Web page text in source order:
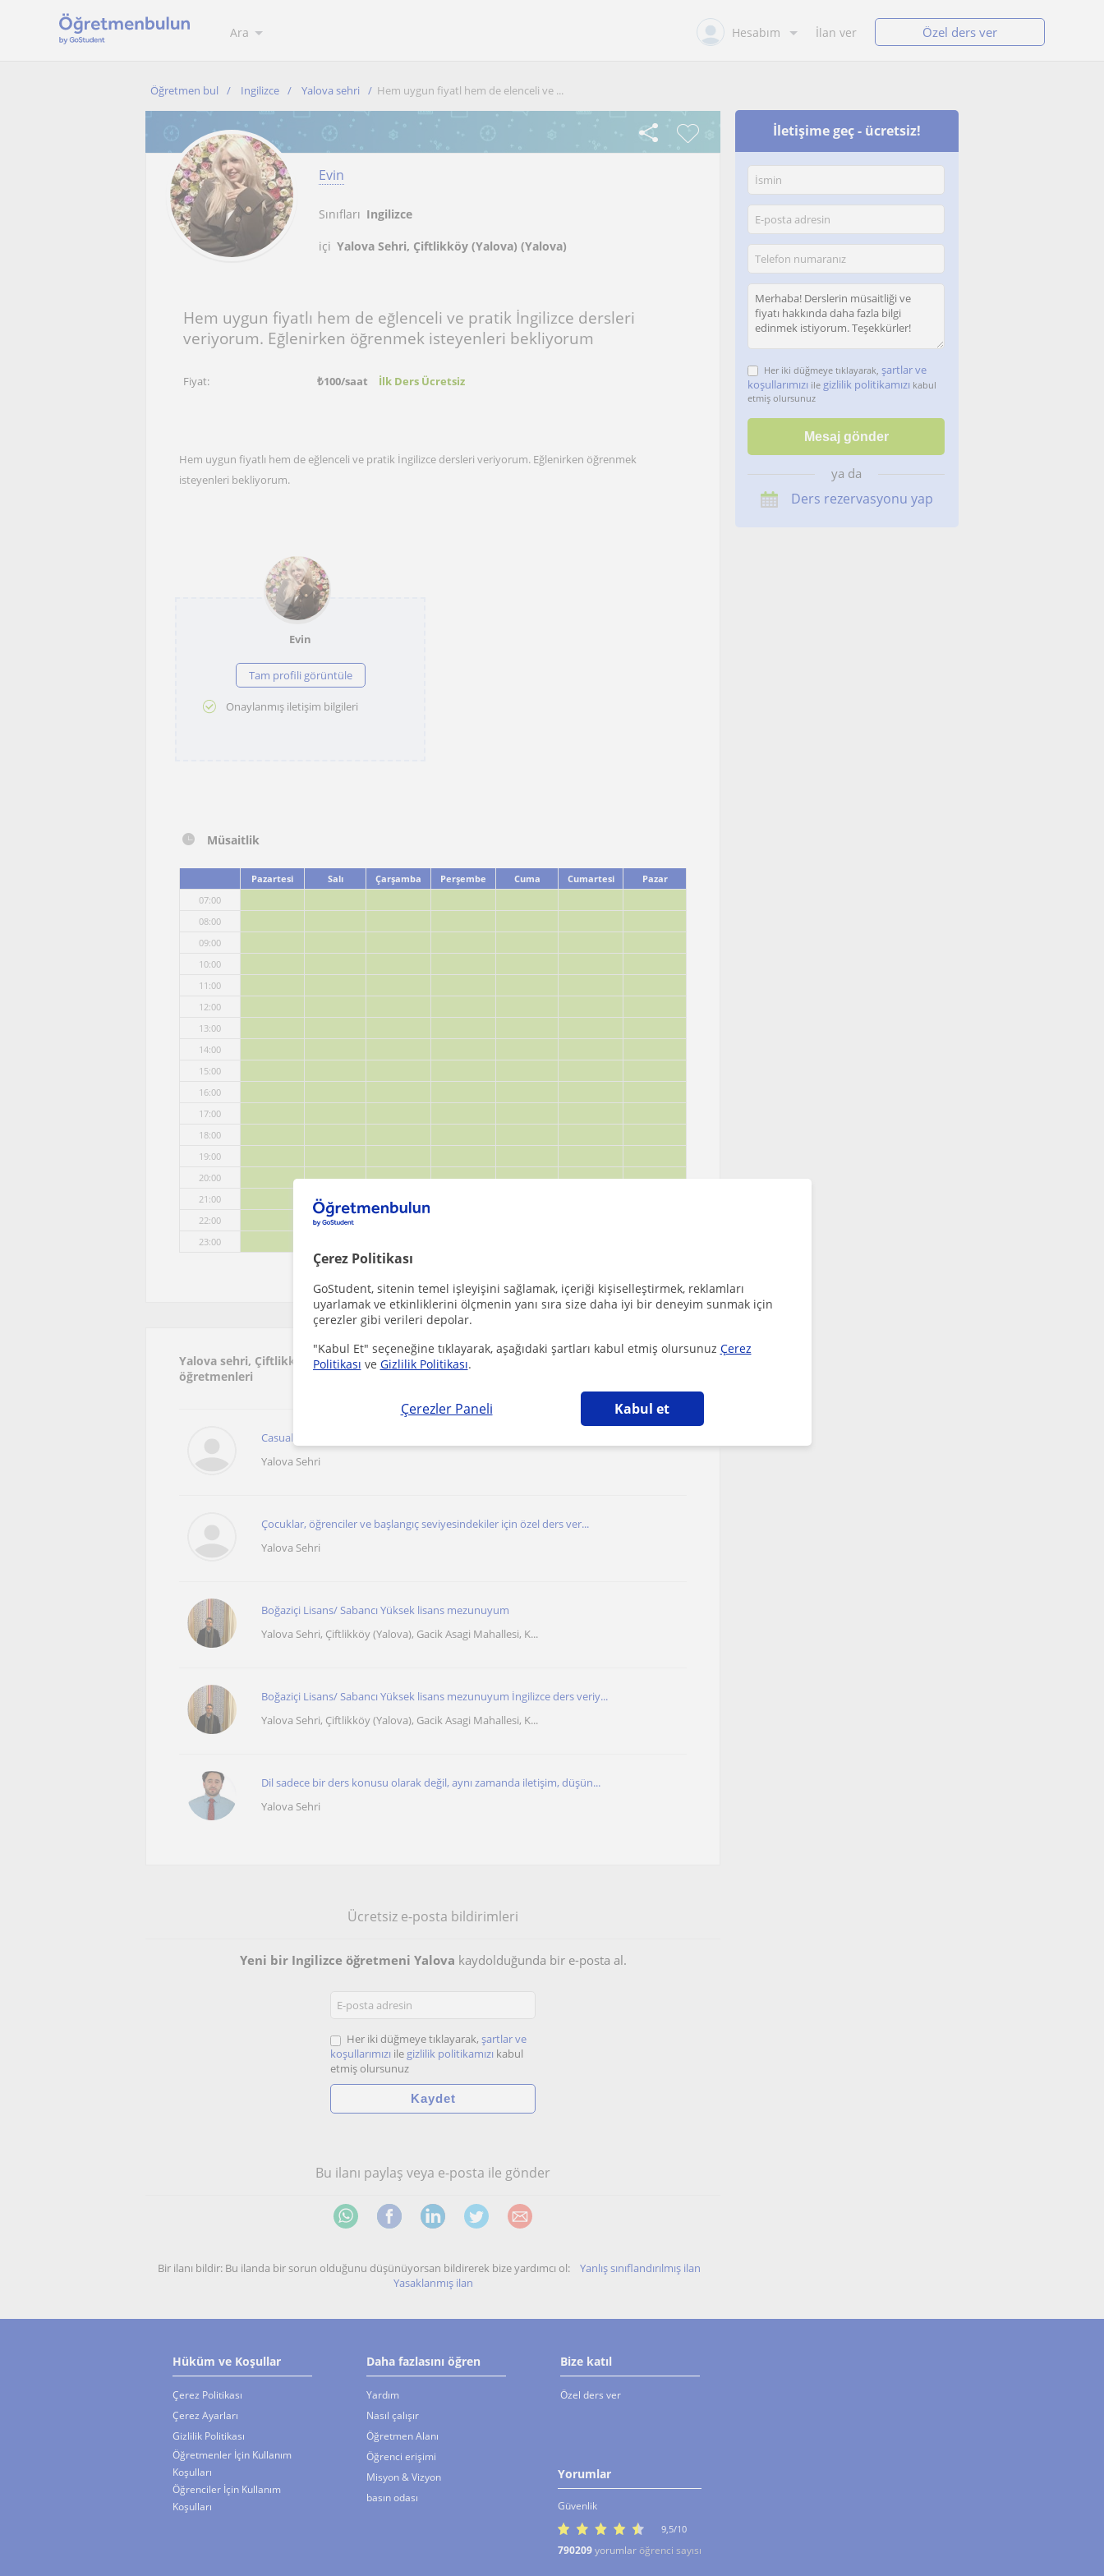
Çerez Politikası
GoStudent, sitenin temel işleyişini sağlamak, içeriği kişiselleştirmek, reklamları
uyarlamak ve etkinliklerini ölçmenin yanı sıra size daha iyi bir deneyim sunmak için
çerezler gibi verileri depolar.
"Kabul Et" seçeneğine tıklayarak, aşağıdaki şartları kabul etmiş olursunuz Çerez
Politikası ve Gizlilik Politikası.
Çerezler Paneli Kabul et
Ara Hesabım İlan ver Özel ders ver
Öğretmen bul Ingilizce Yalova sehri Hem uygun fiyatl hem de elenceli ve ...
Evin
Sınıfları Ingilizce
içi Yalova Sehri, Çiftlikköy (Yalova) (Yalova)
Hem uygun fiyatlı hem de eğlenceli ve pratik İngilizce dersleri
veriyorum. Eğlenirken öğrenmek isteyenleri bekliyorum
Fiyat: ₺100/saat İlk Ders Ücretsiz
Hem uygun fiyatlı hem de eğlenceli ve pratik İngilizce dersleri veriyorum. Eğlenirken öğrenmek
isteyenleri bekliyorum.
Evin
Tam profili görüntüle
Onaylanmış iletişim bilgileri
Müsaitlik
Pazartesi Salı Çarşamba Perşembe Cuma Cumartesi
Pazar
07:00
08:00
09:00
10:00
11:00
12:00
13:00
14:00
15:00
16:00
17:00
18:00
19:00
20:00
21:00
22:00
23:00
Yalova sehri, Çiftlikköy (Yalova) bölgesinde ilginizi çekebilecek diğer Ingilizce
öğretmenleri
Casual speaking sağlayan, konuşma geliştiren ingilizce öğretmeni, her...
Yalova Sehri
Çocuklar, öğrenciler ve başlangıç seviyesindekiler için özel ders ver...
Yalova Sehri
Boğaziçi Lisans/ Sabancı Yüksek lisans mezunuyum
Yalova Sehri, Çiftlikköy (Yalova), Gacik Asagi Mahallesi, K...
Boğaziçi Lisans/ Sabancı Yüksek lisans mezunuyum İngilizce ders veriy...
Yalova Sehri, Çiftlikköy (Yalova), Gacik Asagi Mahallesi, K...
Dil sadece bir ders konusu olarak değil, aynı zamanda iletişim, düşün...
Yalova Sehri
Ücretsiz e-posta bildirimleri
Yeni bir Ingilizce öğretmeni Yalova kaydolduğunda bir e-posta al.
Her iki düğmeye tıklayarak, şartlar ve
koşullarımızı ile gizlilik politikamızı kabul
etmiş olursunuz
Bu ilanı paylaş veya e-posta ile gönder
Bir ilanı bildir: Bu ilanda bir sorun olduğunu düşünüyorsan bildirerek bize yardımcı ol: Yanlış sınıflandırılmış ilan
Yasaklanmış ilan
İletişime geç - ücretsiz!
Her iki düğmeye tıklayarak, şartlar ve
koşullarımızı ile gizlilik politikamızı kabul
etmiş olursunuz
ya da
Ders rezervasyonu yap
Hüküm ve Koşullar
Çerez Politikası
Çerez Ayarları
Gizlilik Politikası
Öğretmenler İçin Kullanım
Koşulları
Öğrenciler İçin Kullanım
Koşulları
Daha fazlasını öğren
Yardım
Nasıl çalışır
Öğretmen Alanı
Öğrenci erişimi
Misyon & Vizyon
basın odası
Bize katıl
Özel ders ver
Yorumlar
Güvenlik
9,5/10
790209yorumlar öğrenci sayısı